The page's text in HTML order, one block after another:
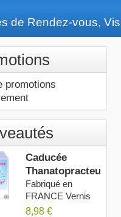
de Rendez-vous,
promotions
Caducée
Thanatopracteur
2027
Fabriqué en
FRANCE Vernis
Anti UV...
8,98 €